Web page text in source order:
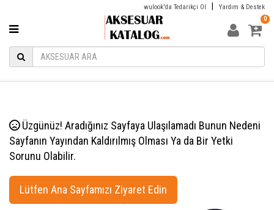
wulook'da Tedarikçi Ol Yardım & Destek
0
Üzgünüz! Aradığınız Sayfaya Ulaşılamadı Bunun Nedeni
Sayfanın Yayından Kaldırılmış Olması Ya da Bir Yetki
Sorunu Olabilir.
Lütfen Ana Sayfamızı Ziyaret Edin